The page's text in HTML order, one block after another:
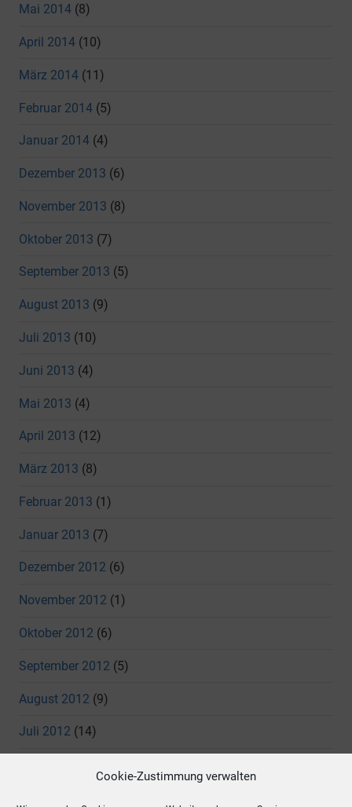
Cookie-Zustimmung verwalten
Mai 2014 (8)
April 2014 (10)
März 2014 (11)
Februar 2014 (5)
Januar 2014 (4)
Dezember 2013 (6)
November 2013 (8)
Oktober 2013 (7)
September 2013 (5)
August 2013 (9)
Juli 2013 (10)
Juni 2013 (4)
Mai 2013 (4)
April 2013 (12)
März 2013 (8)
Februar 2013 (1)
Januar 2013 (7)
Dezember 2012 (6)
November 2012 (1)
Oktober 2012 (6)
September 2012 (5)
August 2012 (9)
Juli 2012 (14)